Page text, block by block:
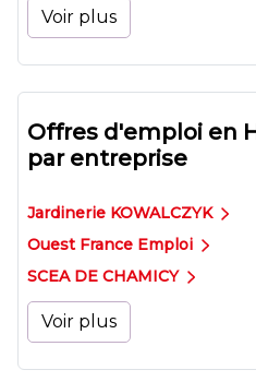
Voir plus
Offres d'emploi en
par entreprise
Jardinerie KOWALCZYK
Ouest France Emploi
SCEA DE CHAMICY
Voir plus